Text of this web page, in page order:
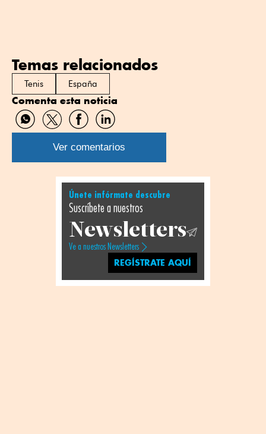
Temas relacionados
Tenis España
Comenta esta noticia
Compartir
por
WhatsApp
Compartir
por
Twitter
Compartir
por
Facebook
Compartir
por
Linkedin
Ver comentarios
Únete infórmate descubre
Suscríbete a nuestros
Newsletters
Ve a nuestros Newsletters
REGÍSTRATE AQUÍ